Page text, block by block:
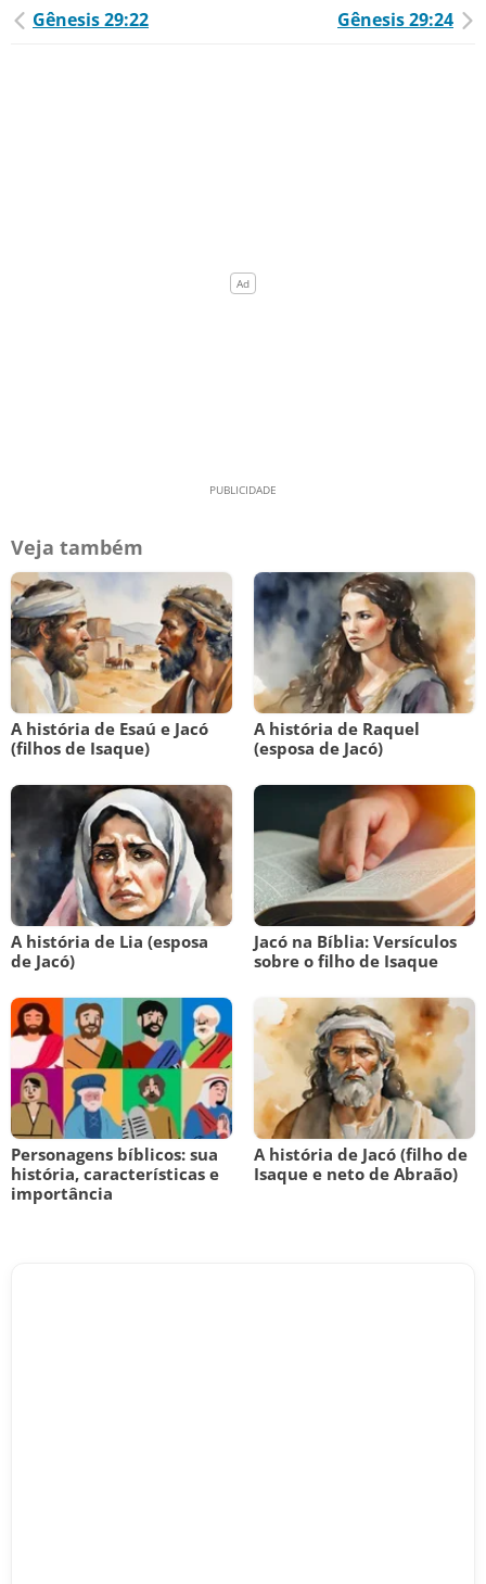
Gênesis 29:22 Gênesis 29:24
Veja também
A história de Esaú e Jacó
(filhos de Isaque)
A história de Raquel
(esposa de Jacó)
A história de Lia (esposa
de Jacó)
Jacó na Bíblia: Versículos
sobre o filho de Isaque
Personagens bíblicos: sua
história, características e
importância
A história de Jacó (filho de
Isaque e neto de Abraão)